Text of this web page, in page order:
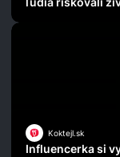
Koktejl.sk
Influencerka si